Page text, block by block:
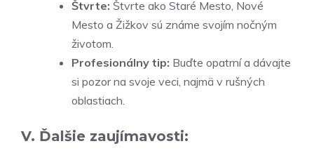
Štvrte: Štvrte ako Staré Mesto, Nové
Mesto a Žižkov sú známe svojím nočným
životom.
Profesionálny tip: Buďte opatrní a dávajte
si pozor na svoje veci, najmä v rušných
oblastiach.
V. Ďalšie zaujímavosti: